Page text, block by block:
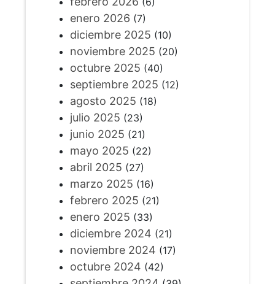
enero 2026 (7)
diciembre 2025 (10)
noviembre 2025 (20)
octubre 2025 (40)
septiembre 2025 (12)
agosto 2025 (18)
julio 2025 (23)
junio 2025 (21)
mayo 2025 (22)
abril 2025 (27)
marzo 2025 (16)
febrero 2025 (21)
enero 2025 (33)
diciembre 2024 (21)
noviembre 2024 (17)
octubre 2024 (42)